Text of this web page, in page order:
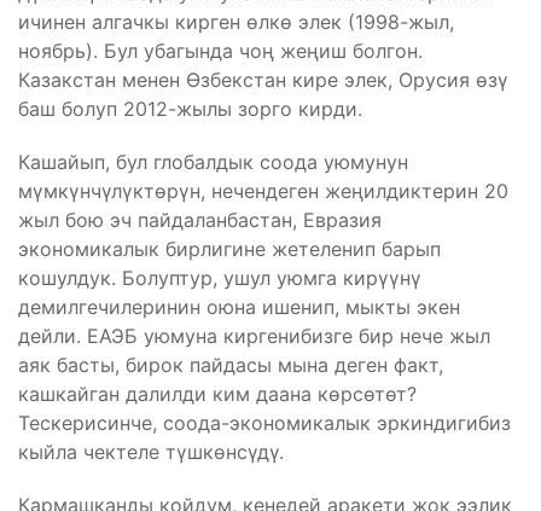
ичинен алгачкы кирген өлкө элек (1998-жыл,
ноябрь). Бул убагында чоң жеңиш болгон.
Казакстан менен Өзбекстан кире элек, Орусия өзү
баш болуп 2012-жылы зорго кирди.
Кашайып, бул глобалдык соода уюмунун
мүмкүнчүлүктөрүн, нечендеген жеңилдиктерин 20
жыл бою эч пайдаланбастан, Евразия
экономикалык бирлигине жетеленип барып
кошулдук. Болуптур, ушул уюмга кирүүнү
демилгечилеринин оюна ишенип, мыкты экен
дейли. ЕАЭБ уюмуна киргенибизге бир нече жыл
аяк басты, бирок пайдасы мына деген факт,
кашкайган далилди ким даана көрсөтөт?
Тескерисинче, соода-экономикалык эркиндигибиз
кыйла чектеле түшкөнсүдү.
Кармашканды койдум, кенедей аракети жок ээлик